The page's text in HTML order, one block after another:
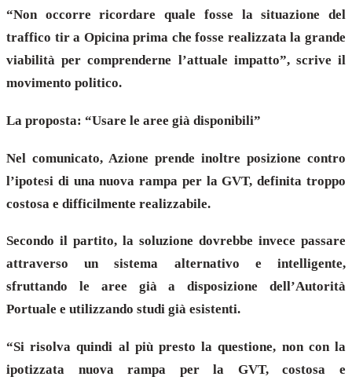
“Non occorre ricordare quale fosse la situazione del
traffico tir a Opicina prima che fosse realizzata la grande
viabilità per comprenderne l’attuale impatto”, scrive il
movimento politico.
La proposta: “Usare le aree già disponibili”
Nel comunicato, Azione prende inoltre posizione contro
l’ipotesi di una nuova rampa per la GVT, definita troppo
costosa e difficilmente realizzabile.
Secondo il partito, la soluzione dovrebbe invece passare
attraverso un sistema alternativo e intelligente,
sfruttando le aree già a disposizione dell’Autorità
Portuale e utilizzando studi già esistenti.
“Si risolva quindi al più presto la questione, non con la
ipotizzata nuova rampa per la GVT, costosa e